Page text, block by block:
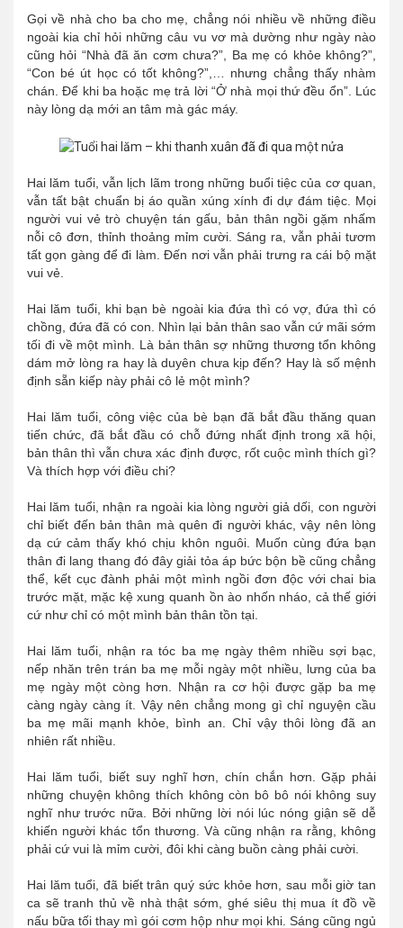
Gọi về nhà cho ba cho mẹ, chẳng nói nhiều về những điều
ngoài kia chỉ hỏi những câu vu vơ mà dường như ngày nào
cũng hỏi “Nhà đã ăn cơm chưa?”, Ba mẹ có khỏe không?”,
“Con bé út học có tốt không?”,… nhưng chẳng thấy nhàm
chán. Để khi ba hoặc mẹ trả lời “Ở nhà mọi thứ đều ổn”. Lúc
này lòng dạ mới an tâm mà gác máy.
Hai lăm tuổi, vẫn lịch lãm trong những buổi tiệc của cơ quan,
vẫn tất bật chuẩn bị áo quần xúng xính đi dự đám tiệc. Mọi
người vui vẻ trò chuyện tán gấu, bản thân ngồi gặm nhấm
nỗi cô đơn, thỉnh thoảng mỉm cười. Sáng ra, vẫn phải tươm
tất gọn gàng để đi làm. Đến nơi vẫn phải trưng ra cái bộ mặt
vui vẻ.
Hai lăm tuổi, khi bạn bè ngoài kia đứa thì có vợ, đứa thì có
chồng, đứa đã có con. Nhìn lại bản thân sao vẫn cứ mãi sớm
tối đi về một mình. Là bản thân sợ những thương tổn không
dám mở lòng ra hay là duyên chưa kịp đến? Hay là số mệnh
định sẵn kiếp này phải cô lẻ một mình?
Hai lăm tuổi, công việc của bè bạn đã bắt đầu thăng quan
tiến chức, đã bắt đầu có chỗ đứng nhất định trong xã hội,
bản thân thì vẫn chưa xác định được, rốt cuộc mình thích gì?
Và thích hợp với điều chi?
Hai lăm tuổi, nhận ra ngoài kia lòng người giả dối, con người
chỉ biết đến bản thân mà quên đi người khác, vậy nên lòng
dạ cứ cảm thấy khó chịu khôn nguôi. Muốn cùng đứa bạn
thân đi lang thang đó đây giải tỏa áp bức bộn bề cũng chẳng
thể, kết cục đành phải một mình ngồi đơn độc với chai bia
trước mặt, mặc kệ xung quanh ồn ào nhốn nháo, cả thế giới
cứ như chỉ có một mình bản thân tồn tại.
Hai lăm tuổi, nhận ra tóc ba mẹ ngày thêm nhiều sợi bạc,
nếp nhăn trên trán ba mẹ mỗi ngày một nhiều, lưng của ba
mẹ ngày một còng hơn. Nhận ra cơ hội được gặp ba mẹ
càng ngày càng ít. Vậy nên chẳng mong gì chỉ nguyện cầu
ba mẹ mãi mạnh khỏe, bình an. Chỉ vậy thôi lòng đã an
nhiên rất nhiều.
Hai lăm tuổi, biết suy nghĩ hơn, chín chắn hơn. Gặp phải
những chuyện không thích không còn bô bô nói không suy
nghĩ như trước nữa. Bởi những lời nói lúc nóng giận sẽ dễ
khiến người khác tổn thương. Và cũng nhận ra rằng, không
phải cứ vui là mỉm cười, đôi khi càng buồn càng phải cười.
Hai lăm tuổi, đã biết trân quý sức khỏe hơn, sau mỗi giờ tan
ca sẽ tranh thủ về nhà thật sớm, ghé siêu thị mua ít đồ về
nấu bữa tối thay mì gói cơm hộp như mọi khi. Sáng cũng ngủ